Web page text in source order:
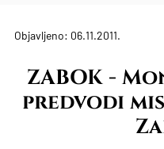
Objavljeno: 06.11.2011.
ZABOK -
predvodi